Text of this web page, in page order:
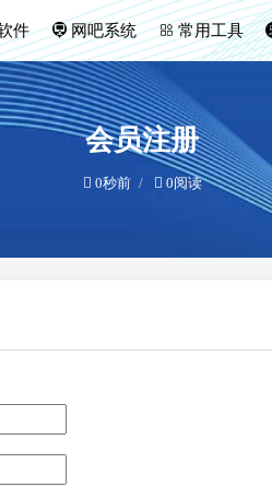
件 网吧系统 常用工具
会员注册
0秒前 0阅读